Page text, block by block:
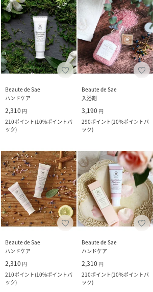
Beaute de Sae
ハンドケア
2,310 円
210ポイント(10%ポイントバ
ック)
Beaute de Sae
入浴剤
3,190 円
290ポイント(10%ポイントバ
ック)
Beaute de Sae
ハンドケア
2,310 円
210ポイント(10%ポイントバ
ック)
Beaute de Sae
ハンドケア
2,310 円
210ポイント(10%ポイントバ
ック)